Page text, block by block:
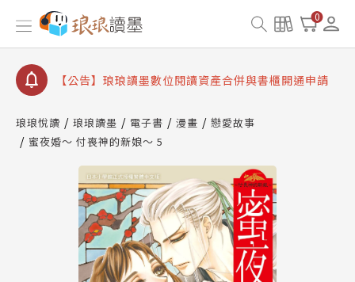
0
【公告】因 Readmoo 讀墨系統維護中，本站同步暫
停部分閱讀服務
【公告】琅琅讀墨數位閱讀資產合併與書櫃開通申請
【公告】琅琅讀墨書櫃開通常見問題
請圖文教學
【公告】琅琅書店服務升級重要說明及資產合併結果
【公告】因 Readmoo 讀墨系統維護中，本站同步暫
停部分閱讀服務
琅琅悅讀 琅琅讀墨 電子書 漫畫
戀愛故事
蜜夜婚〜 付喪神的新娘〜 5